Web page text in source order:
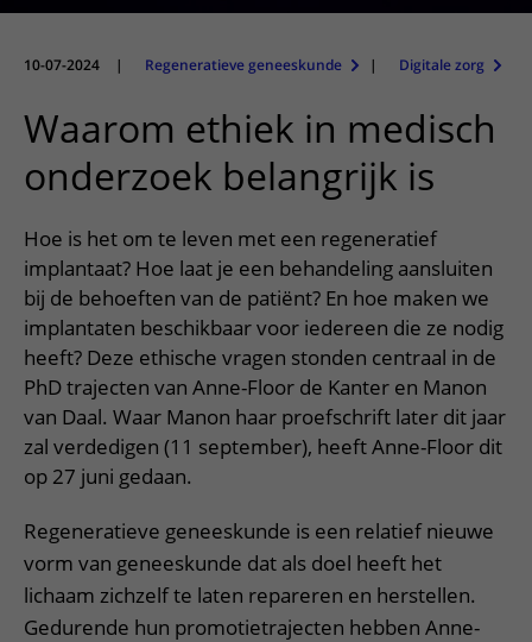
Bloedprikken
Wachttijden
Wijzigen patiëntgegevens
Mijn UMC Utrecht patiëntportaal
Faciliteiten en voorzieningen
Bezoekregels
Parkeren
Wegwijs in het ziekenhuis
Contact met verpleegafdeling
Het Wilhelmina Kinderziekenhuis
Diagnostiek aanvragen
Zorgverlenersportaal
Onderwijs
Werken bij het UMC Utrecht
10-07-2024 | Regeneratieve geneeskunde | Digitale zorg
Waarom ethiek in medisch
onderzoek belangrijk is
Hoe is het om te leven met een regeneratief
implantaat? Hoe laat je een behandeling aansluiten
bij de behoeften van de patiënt? En hoe maken we
implantaten beschikbaar voor iedereen die ze nodig
heeft? Deze ethische vragen stonden centraal in de
PhD trajecten van Anne-Floor de Kanter en Manon
van Daal. Waar Manon haar proefschrift later dit jaar
zal verdedigen (11 september), heeft Anne-Floor dit
op 27 juni gedaan.
Regeneratieve geneeskunde is een relatief nieuwe
vorm van geneeskunde dat als doel heeft het
lichaam zichzelf te laten repareren en herstellen.
Gedurende hun promotietrajecten hebben Anne-